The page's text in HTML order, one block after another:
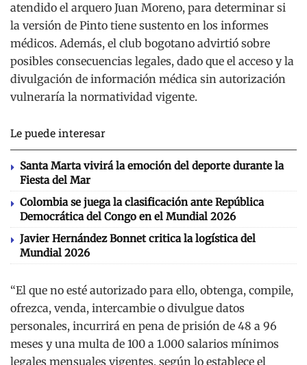
atendido el arquero Juan Moreno, para determinar si
la versión de Pinto tiene sustento en los informes
médicos. Además, el club bogotano advirtió sobre
posibles consecuencias legales, dado que el acceso y la
divulgación de información médica sin autorización
vulneraría la normatividad vigente.
Le puede interesar
Santa Marta vivirá la emoción del deporte durante la
Fiesta del Mar
Colombia se juega la clasificación ante República
Democrática del Congo en el Mundial 2026
Javier Hernández Bonnet critica la logística del
Mundial 2026
“El que no esté autorizado para ello, obtenga, compile,
ofrezca, venda, intercambie o divulgue datos
personales, incurrirá en pena de prisión de 48 a 96
meses y una multa de 100 a 1.000 salarios mínimos
legales mensuales vigentes, según lo establece el